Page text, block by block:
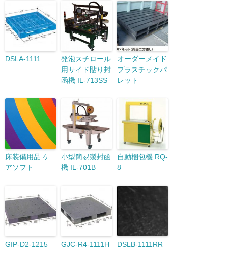
DSLA-1111
発泡スチロール
用サイド貼り封
函機 IL-713SS
オーダーメイド
プラスチックパ
レット
床装備用品 ケ
アソフト
小型簡易製封函
機 IL-701B
自動梱包機 RQ-
8
GIP-D2-1215 GJC-R4-1111H DSLB-1111RR